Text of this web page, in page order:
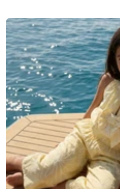
soddisfare ogni esigenza di stile e
bambina, esprimere la personalità
non è mai stato così divertente.